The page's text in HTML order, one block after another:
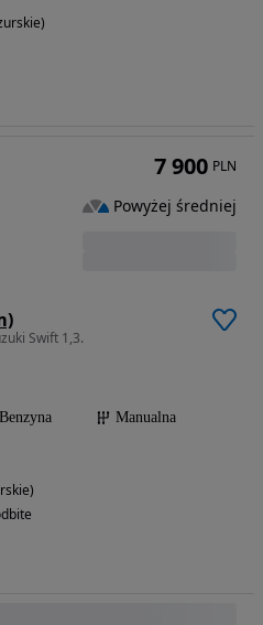
Swift 1,3.
Benzyna
Manualna
7 900 PLN
Powyżej średniej